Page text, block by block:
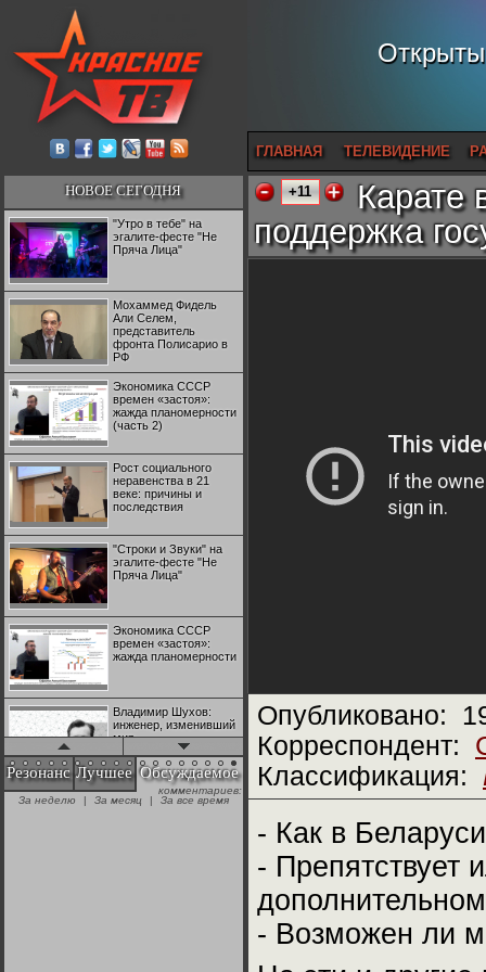
ГЛАВНАЯ ТЕЛЕВИДЕНИЕ
НОВОЕ СЕГОДНЯ
"Утро в тебе" на
эгалите-фесте "Не
Пряча Лица"
Мохаммед Фидель
Али Селем,
представитель
фронта Полисарио в
РФ
Экономика СССР
времен «застоя»:
жажда планомерности
(часть 2)
Рост социального
неравенства в 21
веке: причины и
последствия
"Строки и Звуки" на
эгалите-фесте "Не
Пряча Лица"
Экономика СССР
времен «застоя»:
жажда планомерности
Владимир Шухов:
инженер, изменивший
мир
"Аркадий Коц" на
эгалите-фесте "Не
Резонанс Лучшее Обсуждаемое
комментариев:
За неделю
| За месяц | За все время
+11
Карате
поддержка
Опубликовано:
Корреспондент:
Классификация:
- Как в
- Препятствует
- Возможен ли